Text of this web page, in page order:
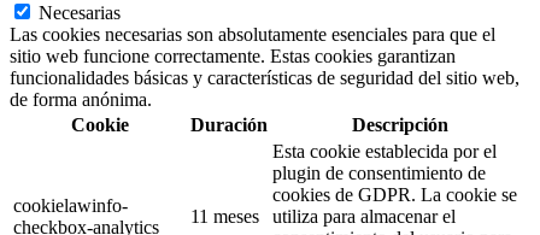
Necesarias
Las cookies necesarias son absolutamente esenciales para que el
sitio web funcione correctamente. Estas cookies garantizan
funcionalidades básicas y características de seguridad del sitio web,
de forma anónima.
Cookie
Duración Descripción
cookielawinfo-
checkbox-analytics
11 meses
Esta cookie establecida por el
plugin de consentimiento de
cookies de GDPR. La cookie se
utiliza para almacenar el